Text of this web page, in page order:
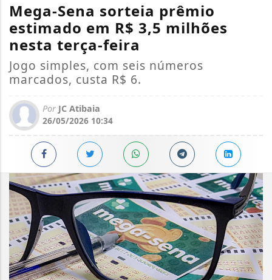
Mega-Sena sorteia prêmio
estimado em R$ 3,5 milhões
nesta terça-feira
Jogo simples, com seis números
marcados, custa R$ 6.
Por JC Atibaia
26/05/2026 10:34